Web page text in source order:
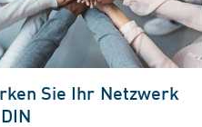
Sie Ihr Netzwerk